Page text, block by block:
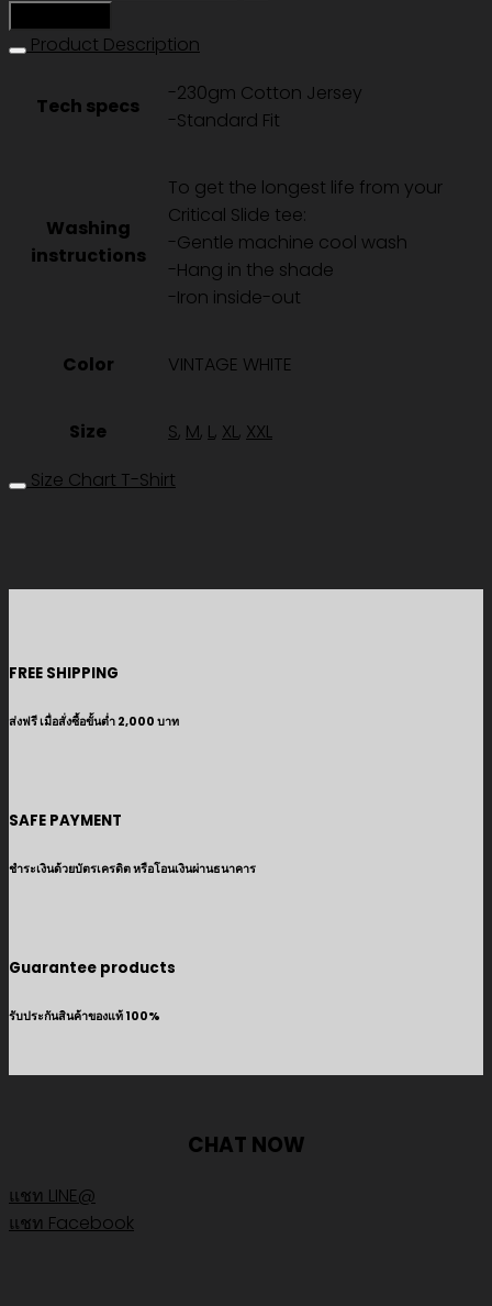
TEE
VINTAGE
Product Description
Tech specs
-230gm Cotton Jersey
-Standard Fit
Washing
instructions
To get the longest life from your
Critical Slide tee:
-Gentle machine cool wash
-Hang in the shade
-Iron inside-out
Color VINTAGE WHITE
Size S, M, L, XL, XXL
Size Chart T-Shirt
FREE SHIPPING
ส่งฟรี เมื่อสั่งซื้อขั้นต่ำ 2,000 บาท
SAFE PAYMENT
ชำระเงินด้วยบัตรเครดิต หรือโอนเงินผ่านธนาคาร
Guarantee products
รับประกันสินค้าของแท้ 100%
CHAT NOW
แชท LINE@
แชท Facebook